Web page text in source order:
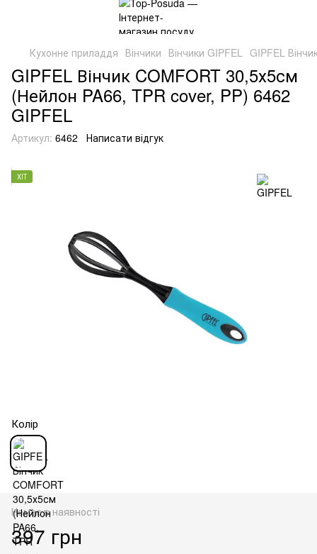
Кухонне приладдя Вінчики Вінчики GIPFEL GIPFEL
GIPFEL Вінчик COMFORT 30,5х5см
(Нейлон PA66, TPR cover, PP) 6462
GIPFEL
Артикул: 6462 Написати відгук
ХІТ
Колір
Немає в наявності
397 грн